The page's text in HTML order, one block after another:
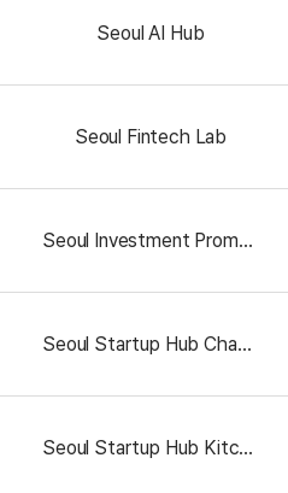
Seoul AI Hub
Seoul Fintech Lab
Seoul Investment Promotion Agency
Seoul Startup Hub Changdong
Seoul Startup Hub Kitchen Incubator